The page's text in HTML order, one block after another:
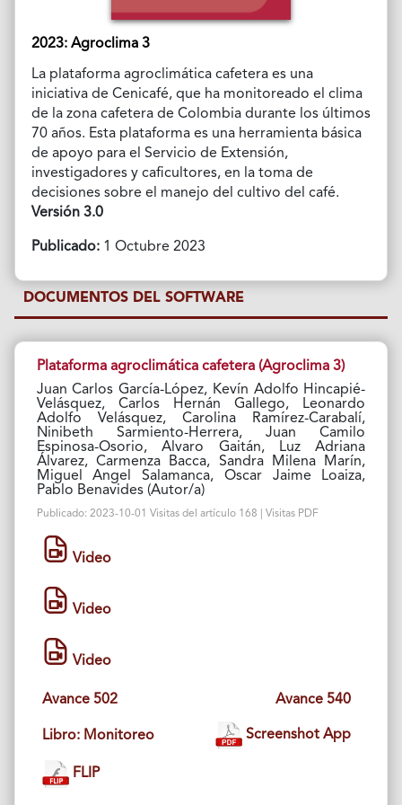
2023: Agroclima 3
La plataforma agroclimática cafetera es una
iniciativa de Cenicafé, que ha monitoreado el clima
de la zona cafetera de Colombia durante los últimos
70 años. Esta plataforma es una herramienta básica
de apoyo para el Servicio de Extensión,
investigadores y caficultores, en la toma de
decisiones sobre el manejo del cultivo del café.
Versión 3.0
Publicado:1 Octubre 2023
DOCUMENTOS DEL SOFTWARE
Plataforma agroclimática cafetera (Agroclima 3)
Juan Carlos García-López, Kevín Adolfo Hincapié-
Velásquez, Carlos Hernán Gallego, Leonardo
Adolfo Velásquez, Carolina Ramírez-Carabalí,
Ninibeth Sarmiento-Herrera, Juan Camilo
Espinosa-Osorio, Alvaro Gaitán, Luz Adriana
Álvarez, Carmenza Bacca, Sandra Milena Marín,
Miguel Angel Salamanca, Oscar Jaime Loaiza,
Pablo Benavides (Autor/a)
Publicado: 2023-10-01 Visitas del artículo 168 | Visitas PDF
Video
Video
Video
Avance 502 Avance 540
Libro: Monitoreo Screenshot App
FLIP